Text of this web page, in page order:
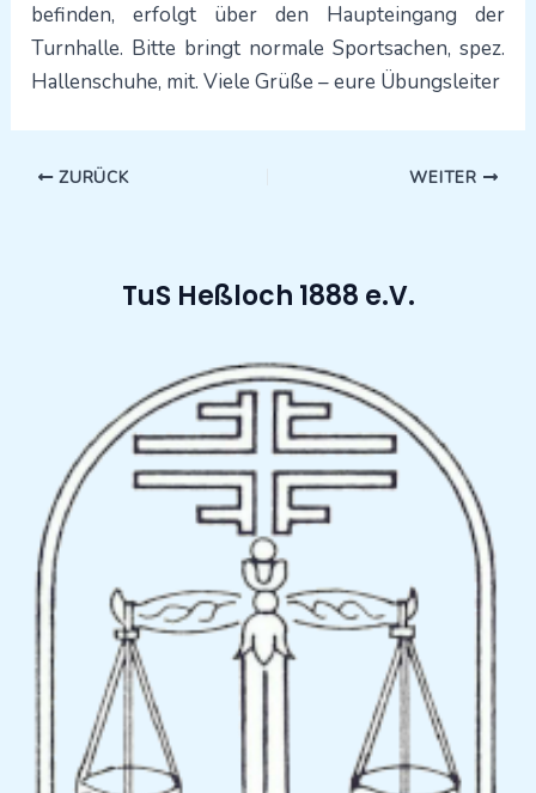
befinden, erfolgt über den Haupteingang der
Turnhalle. Bitte bringt normale Sportsachen, spez.
Hallenschuhe, mit. Viele Grüße – eure Übungsleiter
ZURÜCK WEITER
TuS Heßloch 1888 e.V.